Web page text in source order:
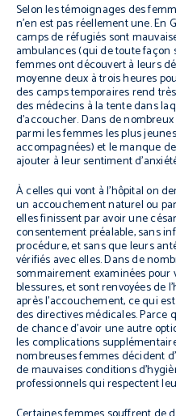
Selon les témoignages des
n’en est pas réellement une. En
camps de réfugiés sont
ambulances (qui de toute façon
femmes ont découvert à leurs
moyenne deux à trois heures
des camps temporaires rend
des médecins à la tente dans
d’accoucher. Dans de
parmi les femmes les plus
accompagnées) et le manque
ajouter à leur sentiment
À celles qui vont à l’hôpital on
un accouchement naturel ou
elles finissent par avoir une
consentement préalable, sans
procédure, et sans que leurs
vérifiés avec elles. Dans de
sommairement examinées
blessures, et sont renvoyées de
après l’accouchement, ce qui
des directives médicales. Parce
de chance d’avoir une autre
les complications
nombreuses femmes décident
de mauvaises conditions
professionnels qui respectent